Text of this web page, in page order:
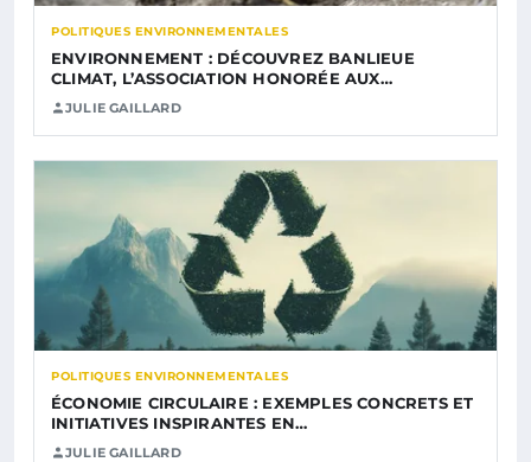
POLITIQUES ENVIRONNEMENTALES
ENVIRONNEMENT : DÉCOUVREZ BANLIEUE
CLIMAT, L’ASSOCIATION HONORÉE AUX…
JULIE GAILLARD
POLITIQUES ENVIRONNEMENTALES
ÉCONOMIE CIRCULAIRE : EXEMPLES CONCRETS ET
INITIATIVES INSPIRANTES EN…
JULIE GAILLARD